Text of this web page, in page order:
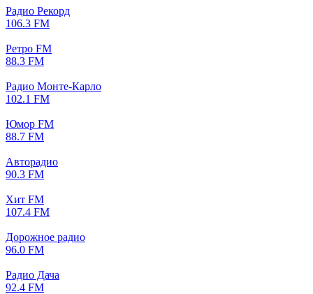
Радио Рекорд
106.3 FM
Ретро FM
88.3 FM
Радио Монте-Карло
102.1 FM
Юмор FM
88.7 FM
Авторадио
90.3 FM
Хит FM
107.4 FM
Дорожное радио
96.0 FM
Радио Дача
92.4 FM